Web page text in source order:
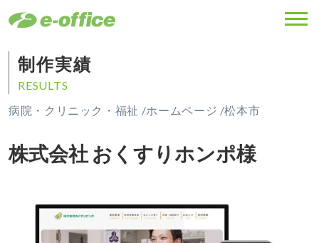
制作実績
RESULTS
病院・クリニック・福祉 /ホームページ /松本市
株式会社 おくすりホンポ様